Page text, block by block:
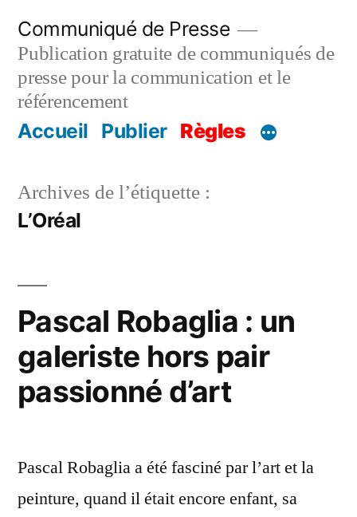
contenu
Communiqué de Presse
Publication gratuite de communiqués de
presse pour la communication et le
référencement
Accueil Publier Règles
Archives de l’étiquette :
L’Oréal
Pascal Robaglia : un
galeriste hors pair
passionné d’art
Pascal Robaglia a été fasciné par l’art et la
peinture, quand il était encore enfant, sa